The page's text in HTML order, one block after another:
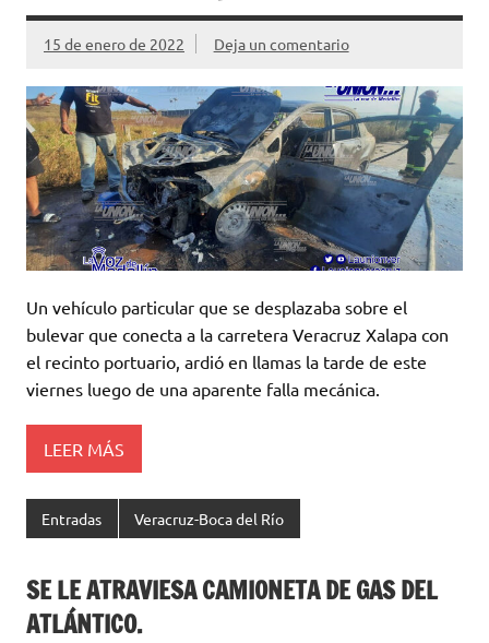
15 de enero de 2022 Deja un comentario
Un vehículo particular que se desplazaba sobre el
bulevar que conecta a la carretera Veracruz Xalapa con
el recinto portuario, ardió en llamas la tarde de este
viernes luego de una aparente falla mecánica.
LEER MÁS
Entradas Veracruz-Boca del Río
SE LE ATRAVIESA CAMIONETA DE GAS DEL
ATLÁNTICO.